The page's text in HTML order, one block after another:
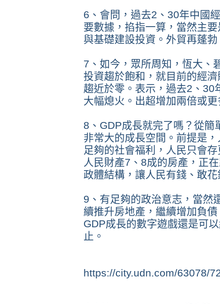
6、會問，過去2、30年中國
要數據，掐指一算，當然主
與基礎建設投資。外貿再蓬
7、如今，眾所周知，恆大、
投資趨於飽和，就目前的經
趨近於零。表示，過去2、30
大幅熄火。出超增加兩倍或
8、GDP成長就完了嗎？從簡
非常大的成長空間。前提是
足夠的社會福利，人民只會
人民財產7、8成的房產，正
政體結構，讓人民有錢、敢
9、有足夠的政治意志，當然
續推升房地產，繼續增加負
GDP成長的數字遊戲還是可
止。
https://city.udn.com/63078/